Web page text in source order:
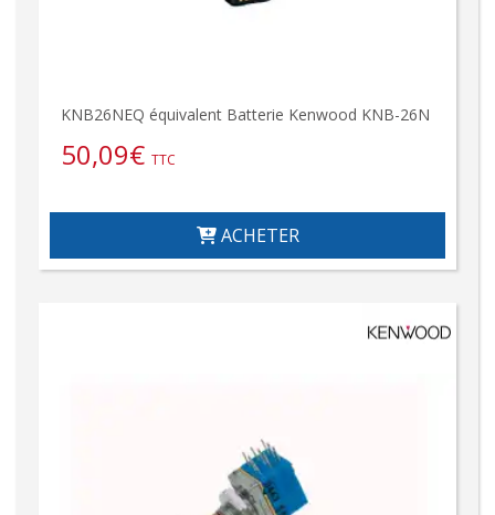
KNB26NEQ équivalent Batterie Kenwood KNB-26N
50,09€ TTC
ACHETER